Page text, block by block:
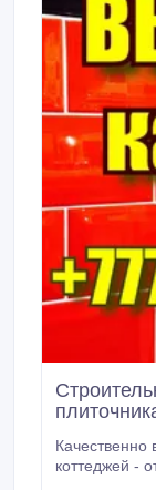
коттеджей -